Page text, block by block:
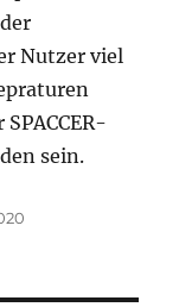
Nutzer viel
sein.